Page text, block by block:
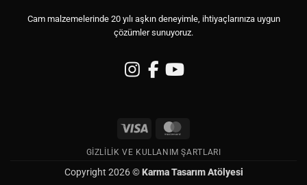
Cam malzemelerinde 20 yılı aşkın deneyimle, ihtiyaçlarınıza uygun
çözümler sunuyoruz.
Visa
GIZLILIK VE KULLANIM ŞARTLARI
Copyright 2026 ©Karma Tasarım Atölyesi